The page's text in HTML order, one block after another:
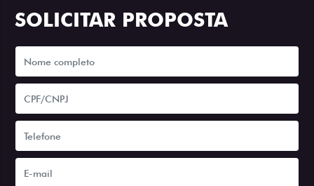
SOLICITAR PROPOSTA